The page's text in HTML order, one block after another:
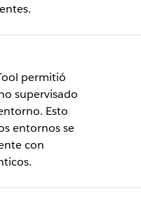
permitió
supervisado
Esto
entornos se
con